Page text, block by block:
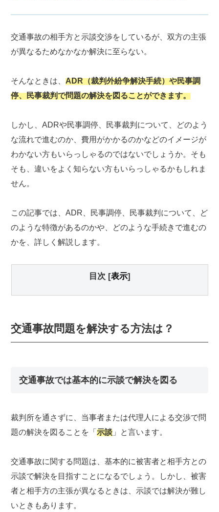
交通事故の相手方と示談交渉をしているが、双方の主張
が異なるためなかなか解決に至らない。
そんなときは、ADR（裁判外紛争解決手続）や民事調
停、民事裁判で問題の解決を図ることができます。
しかし、ADRや民事調停、民事裁判について、どのよう
な流れで進むのか、費用がかかるのかなどのイメージが
わかない方もいらっしゃるのではないでしょうか。そも
そも、違いをよく知らない方もいらっしゃるかもしれま
せん。
この記事では、ADR、民事調停、民事裁判について、ど
のような特徴があるのかや、どのような手続きで進むの
かを、詳しく解説します。
目次 [表示]
交通事故問題を解決する方法は？
交通事故では基本的に示談で解決を図る
裁判所を通さずに、当事者または代理人による交渉で問
題の解決を図ることを「示談 」と言います。
交通事故に関する問題は、基本的に被害者と相手方との
示談で解決を目指すことになるでしょう。しかし、被害
者と相手方の主張が異なるときは、示談では解決が難し
いときもあります。